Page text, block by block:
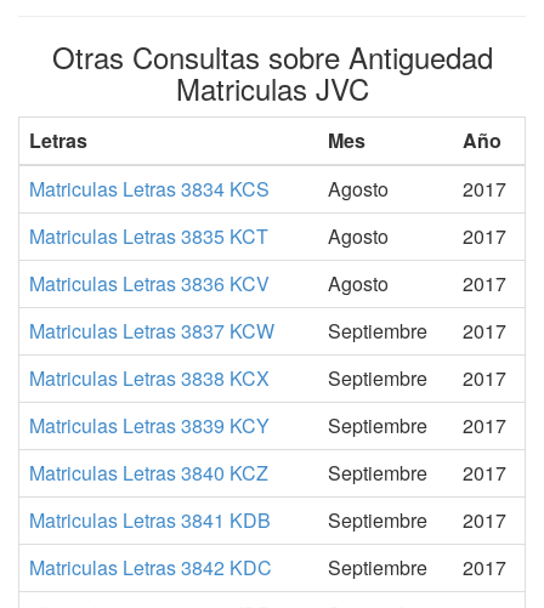
Otras Consultas sobre Antiguedad
Matriculas JVC
Letras Mes
Año
Matriculas Letras 3834 KCS
Agosto
2017
Matriculas Letras 3835 KCT
Agosto
2017
Matriculas Letras 3836 KCV
Agosto
2017
Matriculas Letras 3837 KCW
Septiembre
2017
Matriculas Letras 3838 KCX
Septiembre
2017
Matriculas Letras 3839 KCY
Septiembre
2017
Matriculas Letras 3840 KCZ
Septiembre
2017
Matriculas Letras 3841 KDB
Septiembre
2017
Matriculas Letras 3842 KDC
Septiembre
2017